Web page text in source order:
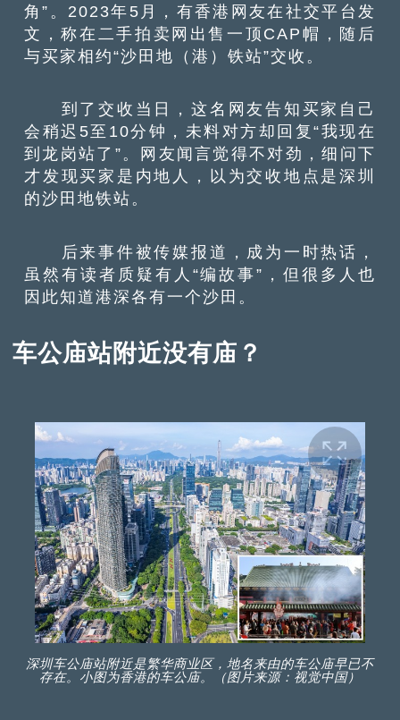
角”。2023年5月，有香港网友在社交平台发
文，称在二手拍卖网出售一顶CAP帽，随后
与买家相约“沙田地（港）铁站”交收。
到了交收当日，这名网友告知买家自己
会稍迟5至10分钟，未料对方却回复“我现在
到龙岗站了”。网友闻言觉得不对劲，细问下
才发现买家是内地人，以为交收地点是深圳
的沙田地铁站。
后来事件被传媒报道，成为一时热话，
虽然有读者质疑有人“编故事”，但很多人也
因此知道港深各有一个沙田。
车公庙站附近没有庙？
深圳车公庙站附近是繁华商业区，地名来由的车公庙早已不
存在。小图为香港的车公庙。（图片来源：视觉中国）